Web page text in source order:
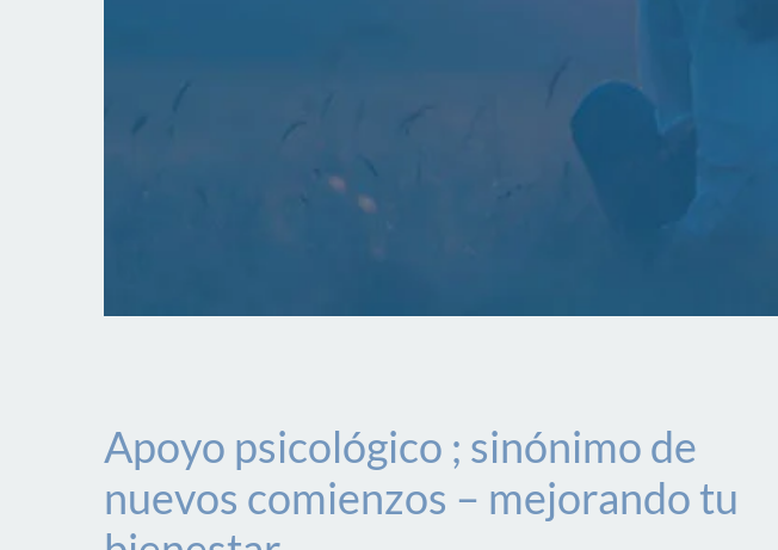
Apoyo psicológico ; sinónimo de
nuevos comienzos – mejorando tu